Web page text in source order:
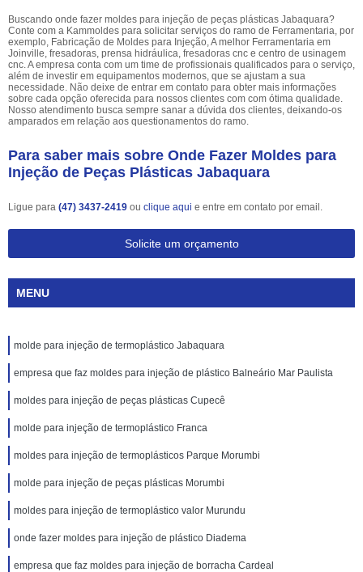
Buscando onde fazer moldes para injeção de peças plásticas Jabaquara?
Conte com a Kammoldes para solicitar serviços do ramo de Ferramentaria, por
exemplo, Fabricação de Moldes para Injeção, A melhor Ferramentaria em
Joinville, fresadoras, prensa hidráulica, fresadoras cnc e centro de usinagem
cnc. A empresa conta com um time de profissionais qualificados para o serviço,
além de investir em equipamentos modernos, que se ajustam a sua
necessidade. Não deixe de entrar em contato para obter mais informações
sobre cada opção oferecida para nossos clientes com com ótima qualidade.
Nosso atendimento busca sempre sanar a dúvida dos clientes, deixando-os
amparados em relação aos questionamentos do ramo.
Para saber mais sobre Onde Fazer Moldes para
Injeção de Peças Plásticas Jabaquara
Ligue para (47) 3437-2419 ou clique aqui e entre em contato por email.
Solicite um orçamento
MENU
molde para injeção de termoplástico Jabaquara
empresa que faz moldes para injeção de plástico Balneário Mar Paulista
moldes para injeção de peças plásticas Cupecê
molde para injeção de termoplástico Franca
moldes para injeção de termoplásticos Parque Morumbi
molde para injeção de peças plásticas Morumbi
moldes para injeção de termoplástico valor Murundu
onde fazer moldes para injeção de plástico Diadema
empresa que faz moldes para injeção de borracha Cardeal